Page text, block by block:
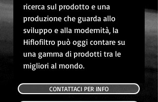
ricerca sul prodotto e una
produzione che guarda allo
sviluppo e alla modernità, la
Hiflofiltro può oggi contare su
una gamma di prodotti tra le
migliori al mondo.
CONTATTACI PER INFO